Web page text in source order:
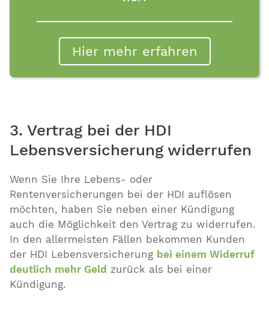
Hier mehr erfahren
3. Vertrag bei der HDI
Lebensversicherung widerrufen
Wenn Sie Ihre Lebens- oder
Rentenversicherungen bei der HDI auflösen
möchten, haben Sie neben einer Kündigung
auch die Möglichkeit den Vertrag zu widerrufen.
In den allermeisten Fällen bekommen Kunden
der HDI Lebensversicherung bei einem Widerruf
deutlich mehr Geld zurück als bei einer
Kündigung.